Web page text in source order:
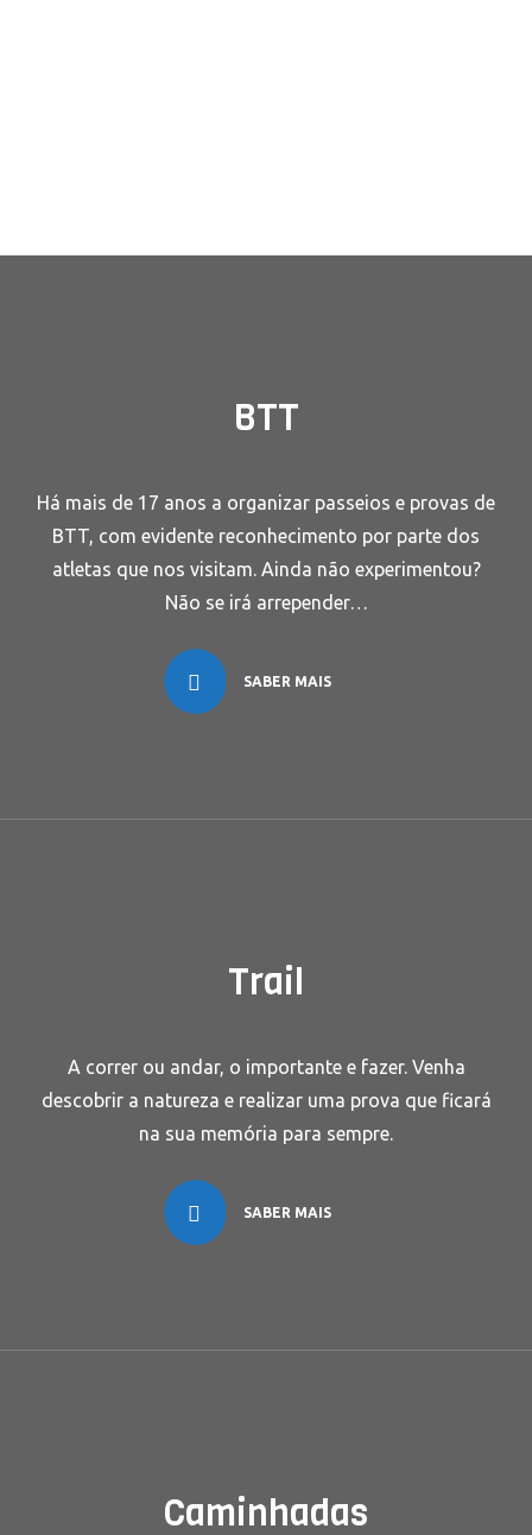
BTT
Há mais de 17 anos a organizar passeios e provas de
BTT, com evidente reconhecimento por parte dos
atletas que nos visitam. Ainda não experimentou?
Não se irá arrepender…
SABER MAIS
Trail
A correr ou andar, o importante e fazer. Venha
descobrir a natureza e realizar uma prova que ficará
na sua memória para sempre.
SABER MAIS
Caminhadas